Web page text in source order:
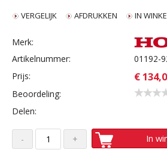
VERGELIJK AFDRUKKEN IN
Merk:
Artikelnummer:
01192-
Prijs:
€
Beoordeling:
Delen:
In